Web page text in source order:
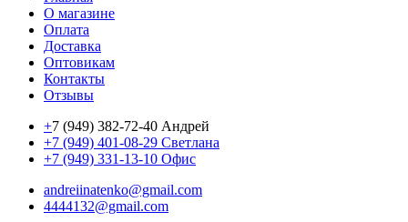
О магазине
Оплата
Доставка
Оптовикам
Контакты
Отзывы
+7 (949) 382-72-40 Андрей
+7 (949) 401-08-29 Светлана
+7 (949) 331-13-10 Офис
andreiinatenko@gmail.com
4444132@gmail.com